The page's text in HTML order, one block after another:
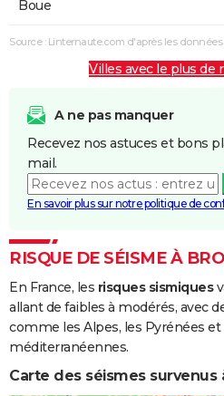
Boue
Source : Linternaute.com d'après les données
Villes avec le plus de
A ne pas manquer
Recevez nos astuces et bons
mail.
En savoir plus sur notre politique de
RISQUE DE SÉISME À
En France, les risques sismiques
allant de faibles à modérés, avec
comme les Alpes, les Pyrénées
méditerranéennes.
Carte des séismes